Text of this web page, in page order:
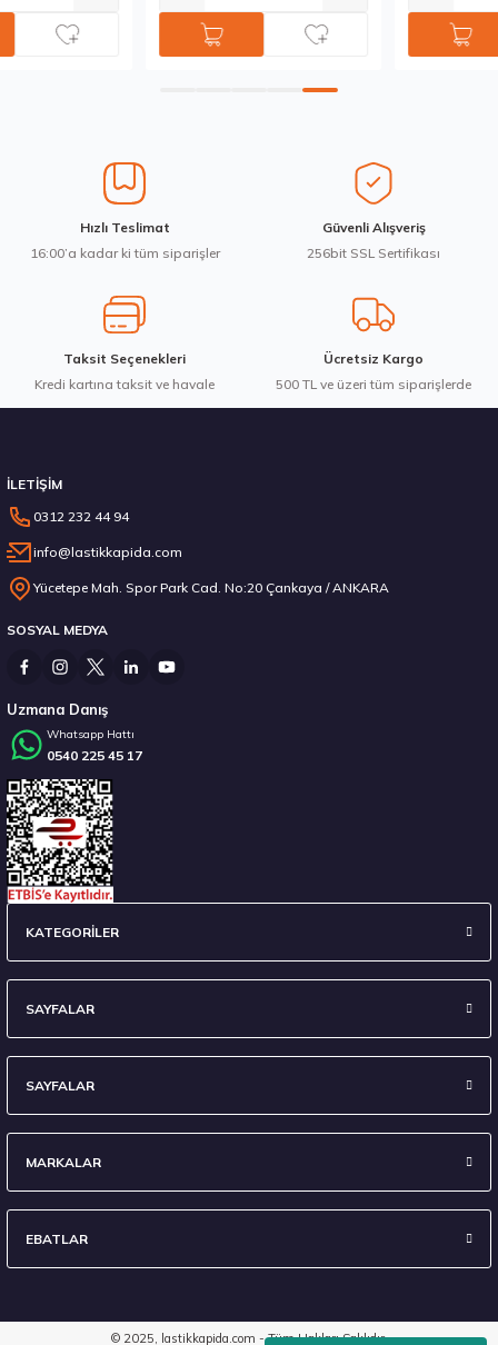
Gönder
Hızlı Teslimat
16:00’a kadar ki tüm siparişler
Güvenli Alışveriş
256bit SSL Sertifikası
Taksit Seçenekleri
Kredi kartına taksit ve havale
Ücretsiz Kargo
500 TL ve üzeri tüm siparişlerde
İLETİŞİM
0312 232 44 94
info@lastikkapida.com
Yücetepe Mah. Spor Park Cad. No:20 Çankaya / ANKARA
SOSYAL MEDYA
Uzmana Danış
Whatsapp Hattı
0540 225 45 17
KATEGORİLER
SAYFALAR
SAYFALAR
MARKALAR
EBATLAR
© 2025, lastikkapida.com - Tüm Hakları Saklıdır.